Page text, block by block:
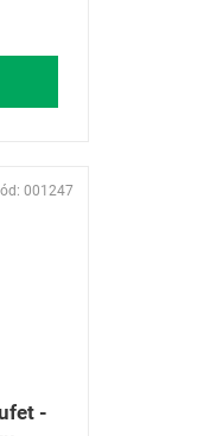
-
001247